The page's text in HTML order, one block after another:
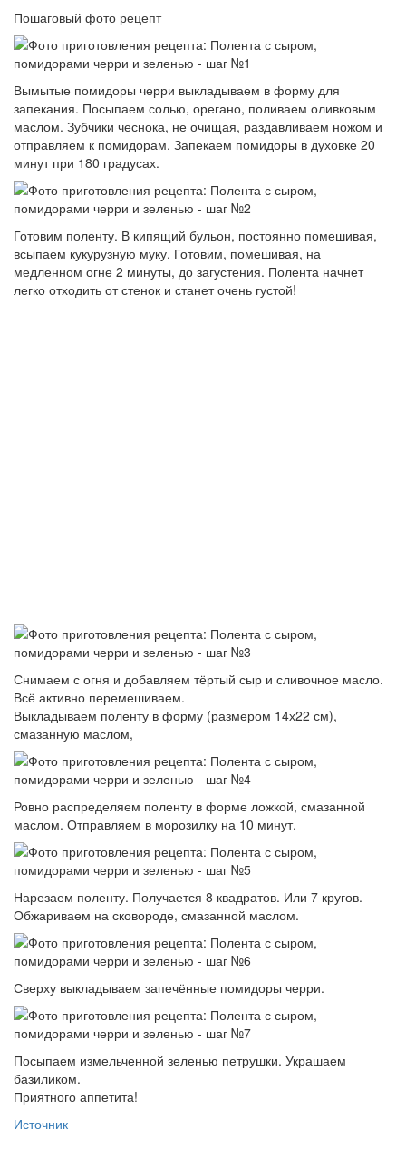
Пошаговый фото рецепт
Вымытые помидоры черри выкладываем в форму для
запекания. Посыпаем солью, орегано, поливаем оливковым
маслом. Зубчики чеснока, не очищая, раздавливаем ножом и
отправляем к помидорам. Запекаем помидоры в духовке 20
минут при 180 градусах.
Готовим поленту. В кипящий бульон, постоянно помешивая,
всыпаем кукурузную муку. Готовим, помешивая, на
медленном огне 2 минуты, до загустения. Полента начнет
легко отходить от стенок и станет очень густой!
Снимаем с огня и добавляем тёртый сыр и сливочное масло.
Всё активно перемешиваем.
Выкладываем поленту в форму (размером 14х22 см),
смазанную маслом,
Ровно распределяем поленту в форме ложкой, смазанной
маслом. Отправляем в морозилку на 10 минут.
Нарезаем поленту. Получается 8 квадратов. Или 7 кругов.
Обжариваем на сковороде, смазанной маслом.
Сверху выкладываем запечённые помидоры черри.
Посыпаем измельченной зеленью петрушки. Украшаем
базиликом.
Приятного аппетита!
Источник